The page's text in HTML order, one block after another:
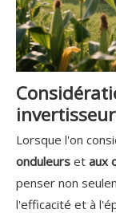
Lorsque l'on
onduleurs et aux
penser non
l'efficacité et à